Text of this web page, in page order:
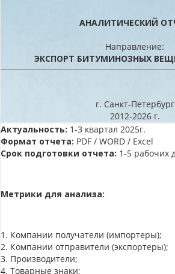
АНАЛИТИЧЕСКИЙ
Направление:
ЭКСПОРТ БИТУМИНОЗНЫХ
г. Санкт-Петербург
2012-2026 г.
Актуальность: 1-3 квартал 2025г.
Формат отчета: PDF / WORD / Excel
Срок подготовки отчета: 1-5 рабочих
Метрики для анализа:
1. Компании получатели (импортеры);
2. Компании отправители (экспортеры);
3. Производители;
4. Товарные знаки;